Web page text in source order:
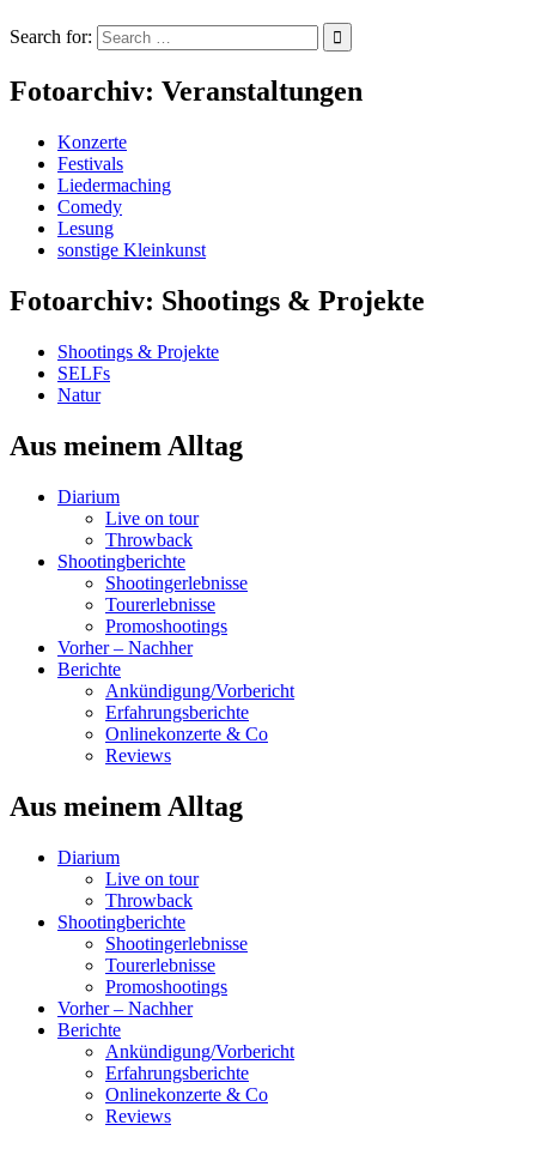
Search for:
Fotoarchiv: Veranstaltungen
Konzerte
Festivals
Liedermaching
Comedy
Lesung
sonstige Kleinkunst
Fotoarchiv: Shootings & Projekte
Shootings & Projekte
SELFs
Natur
Aus meinem Alltag
Diarium
Live on tour
Throwback
Shootingberichte
Shootingerlebnisse
Tourerlebnisse
Promoshootings
Vorher – Nachher
Berichte
Ankündigung/Vorbericht
Erfahrungsberichte
Onlinekonzerte & Co
Reviews
Aus meinem Alltag
Diarium
Live on tour
Throwback
Shootingberichte
Shootingerlebnisse
Tourerlebnisse
Promoshootings
Vorher – Nachher
Berichte
Ankündigung/Vorbericht
Erfahrungsberichte
Onlinekonzerte & Co
Reviews